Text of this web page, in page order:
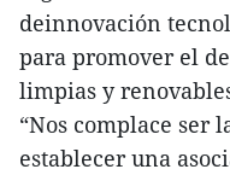
deinnovación
para promover el
limpias y
“Nos complace ser
establecer una